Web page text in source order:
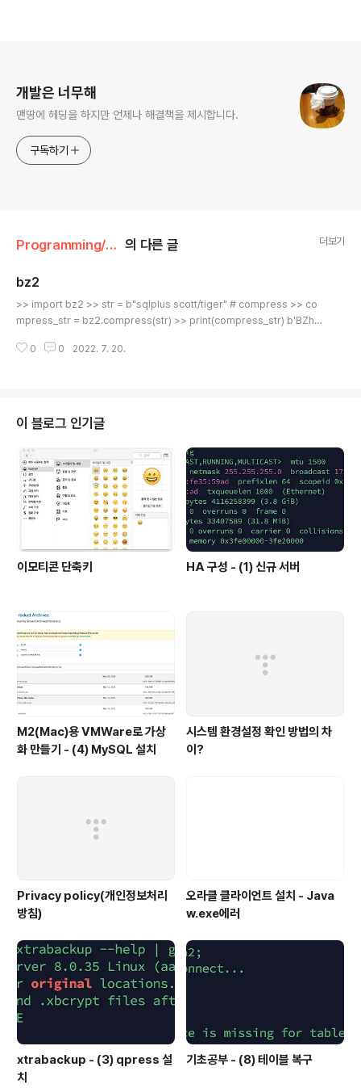
개발은 너무해
맨땅에 헤딩을 하지만 언제나 해결책을 제시합니다.
구독하기
Programming/python 의 다른 글 더보기
bz2
>> import bz2 >> str = b"sqlplus scott/tiger" # compress >> co
mpress_str = bz2.compress(str) >> print(compress_str) b'BZh91
00 \x001\x00\x00\x08@d\xf0\xa1X\xedh\x9b\x14\x18~N\xfe.\xe
0 0 2022. 7. 20.
이 블로그 인기글
이모티콘 단축키 HA 구성 - (1) 신규 서버
M2(Mac)용 VMWare로 가상
화 만들기 - (4) MySQL 설치
시스템 환경설정 확인 방법의 차
이?
Privacy policy(개인정보처리
방침)
오라클 클라이언트 설치 - Java
w.exe에러
xtrabackup - (3) qpress 설
치
기초공부 - (8) 테이블 복구